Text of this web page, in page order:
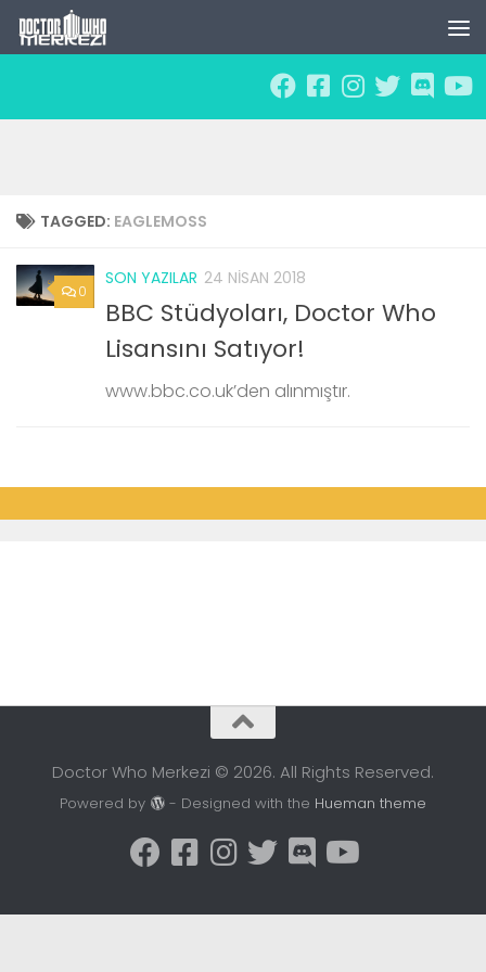
Skip to content
TAGGED: EAGLEMOSS
0
SON YAZILAR 24 NISAN 2018
BBC Stüdyoları, Doctor Who
Lisansını Satıyor!
www.bbc.co.uk’den alınmıştır.
Doctor Who Merkezi © 2026. All Rights Reserved.
Powered by - Designed with the Hueman theme